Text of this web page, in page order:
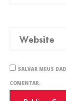
SALVAR MEUS
COMENTAR.